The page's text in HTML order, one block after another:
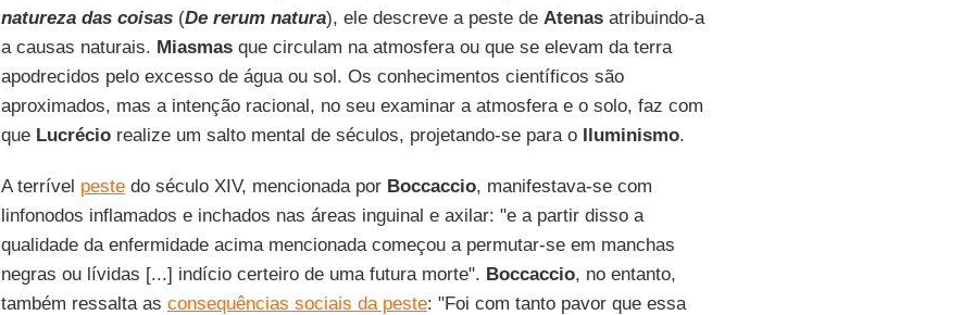
natureza das coisas (De rerum natura), ele descreve a peste de Atenasatribuindo-a
a causas naturais. Miasmasque circulam na atmosfera ou que se elevam da terra
apodrecidos pelo excesso de água ou sol. Os conhecimentos científicos são
aproximados, mas a intenção racional, no seu examinar a atmosfera e o solo, faz com
que Lucréciorealize um salto mental de séculos, projetando-se para o Iluminismo.
A terrível pestedo século XIV, mencionada por Boccaccio, manifestava-se com
linfonodos inflamados e inchados nas áreas inguinal e axilar: "e a partir disso a
qualidade da enfermidade acima mencionada começou a permutar-se em manchas
negras ou lívidas [...] indício certeiro de uma futura morte". Boccaccio, no entanto,
também ressalta as consequências sociais da peste: "Foi com tanto pavor que essa